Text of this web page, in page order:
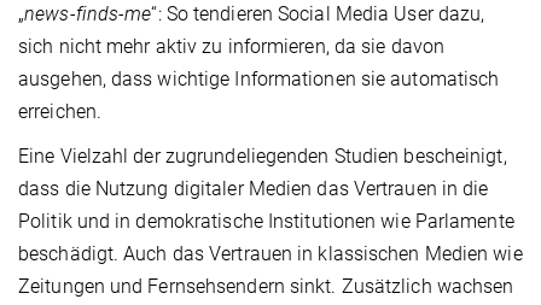
„news-finds-me“: So tendieren Social Media User dazu,
sich nicht mehr aktiv zu informieren, da sie davon
ausgehen, dass wichtige Informationen sie automatisch
erreichen.
Eine Vielzahl der zugrundeliegenden Studien bescheinigt,
dass die Nutzung digitaler Medien das Vertrauen in die
Politik und in demokratische Institutionen wie Parlamente
beschädigt. Auch das Vertrauen in klassischen Medien wie
Zeitungen und Fernsehsendern sinkt. Zusätzlich wachsen